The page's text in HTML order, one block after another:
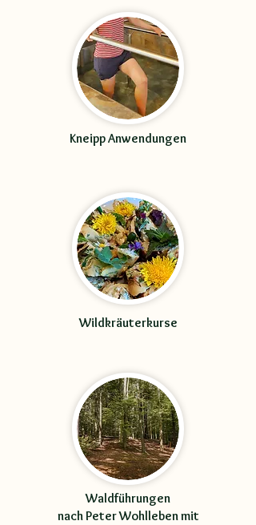
Kneipp Anwendungen
Wildkräuterkurse
Waldführungen
nach Peter Wohlleben mit